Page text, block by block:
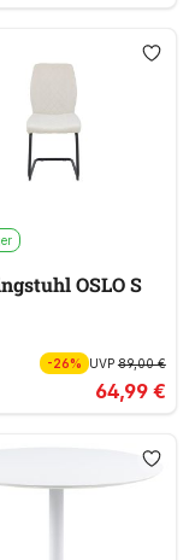
OSLO S
-26% UVP89,00 €
64,99 €